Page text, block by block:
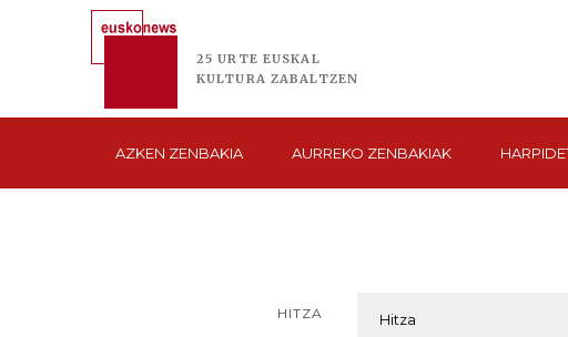
25 URTE EUSKAL
KULTURA ZABALTZEN
AZKEN ZENBAKIA AURREKO ZENBAKIAK
HITZA